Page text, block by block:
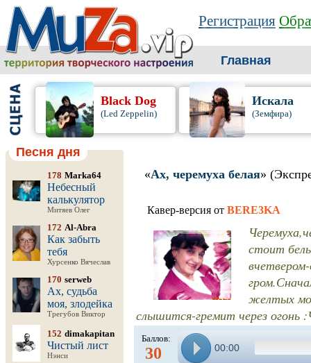
Регистрация
Главная
Black Dog
(Led Zeppelin)
Искала
(Земфира)
Песня дня
178 Marka64
Небесный
калькулятор
Митяев Олег
172 Al-Abra
Как забыть
тебя
Хурсенко Вячеслав
170 serweb
Ах, судьба
моя, злодейка
Трегубов Виктор
152 dimakapitan
Чистый лист
Нэнси
«Ах, черемуха белая»
Кавер-версия от BERE3KA
стоит
желтых
слышится-гремит через огонь
Баллов:
30 00:00